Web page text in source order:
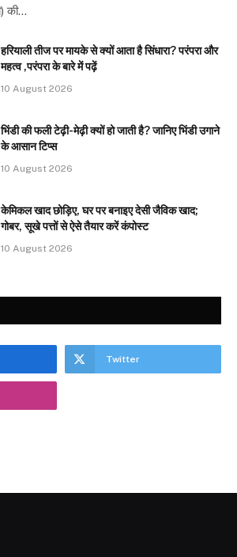
की…
हरियाली तीज पर मायके से क्यों आता है सिंधारा? परंपरा और
महत्व ,परंपरा के बारे में पढ़ें
10 August 2026
भिंडी की फली टेढ़ी-मेढ़ी क्यों हो जाती है? जानिए भिंडी उगाने
के आसान टिप्स
10 August 2026
केमिकल खाद छोड़िए, घर पर बनाइए देसी जैविक खाद;
गोबर, सूखे पत्तों से ऐसे तैयार करें कंपोस्ट
10 August 2026
Twitter